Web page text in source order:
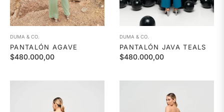
DUMA & CO.
PANTALÓN AGAVE
Precio
$480.000,00
DUMA & CO.
PANTALÓN JAVA TEALS
Precio
$480.000,00